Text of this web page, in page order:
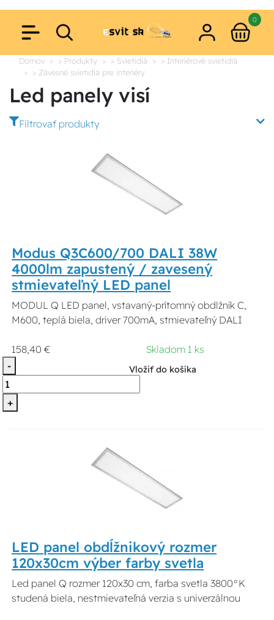
0
Domov > Produkty > Svietidlá
> Interiérové svietidlá
> Závesné svietidlá pre interiéry
Led panely visí
Filtrovať produkty
Modus Q3C600/700 DALI 38W
4000lm zapustený / zavesený
stmievateľný LED panel
MODUL Q LED panel, vstavaný-prítomný obdlžník C,
M600, teplá biela, driver 700mA, stmievateľný DALI
158,40 €
Skladom 1 ks
-
+
Vložiť do košíka
LED panel obdĺžnikový rozmer
120x30cm výber farby svetla
Led panel Q rozmer 120x30 cm, farba svetla 3800°K
studená biela, nestmievateľná verzia s univerzálnou